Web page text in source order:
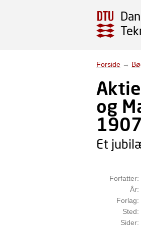
Forside →
og
1907
Et
Forfatter:
År:
Forlag:
Sted:
Sider: